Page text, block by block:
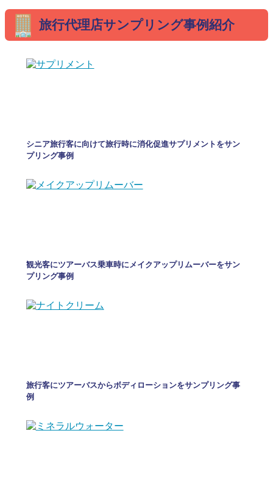
旅行代理店サンプリング事例紹介
シニア旅行客に向けて旅行時に消化促進サプリメントをサン
プリング事例
観光客にツアーバス乗車時にメイクアップリムーバーをサン
プリング事例
旅行客にツアーバスからボディローションをサンプリング事
例